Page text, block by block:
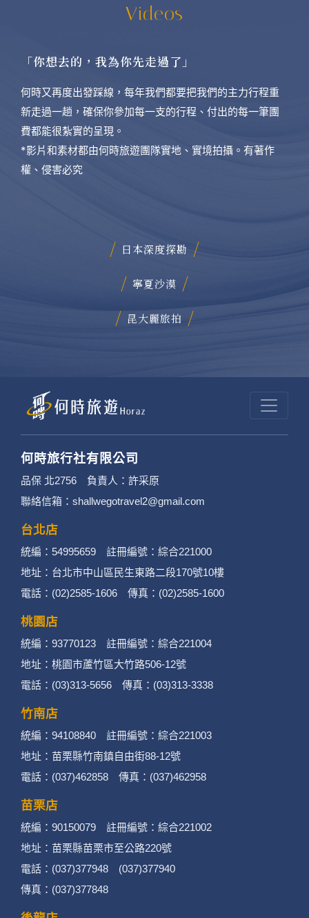
Videos
「你想去的，我為你先走過了」
何時又再度出發踩線，每年我們都要把我們的主力行程重
新走過一趟，確保你參加每一支的行程、付出的每一筆團
費都能很紮實的呈現。
*影片和素材都由何時旅遊團隊實地、實境拍攝。有著作
權、侵害必究
日本深度探勘
寧夏沙漠
昆大麗旅拍
何時旅行社有限公司
品保 北2756 負責人：許采原
聯絡信箱：shallwegotravel2@gmail.com
台北店
統編：54995659 註冊編號：綜合221000
地址：台北市中山區民生東路二段170號10樓
電話：(02)2585-1606 傳真：(02)2585-1600
桃園店
統編：93770123 註冊編號：綜合221004
地址：桃園市蘆竹區大竹路506-12號
電話：(03)313-5656 傳真：(03)313-3338
竹南店
統編：94108840 註冊編號：綜合221003
地址：苗栗縣竹南鎮自由街88-12號
電話：(037)462858 傳真：(037)462958
苗栗店
統編：90150079 註冊編號：綜合221002
地址：苗栗縣苗栗市至公路220號
電話：(037)377948 (037)377940
傳真：(037)377848